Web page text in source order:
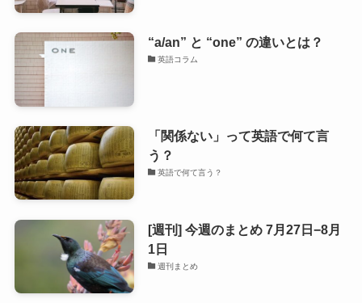
“a/an” と “one” の違いとは？
英語コラム
「関係ない」って英語で何て言
う？
英語で何て言う？
[週刊] 今週のまとめ 7月27日−8月
1日
週刊まとめ